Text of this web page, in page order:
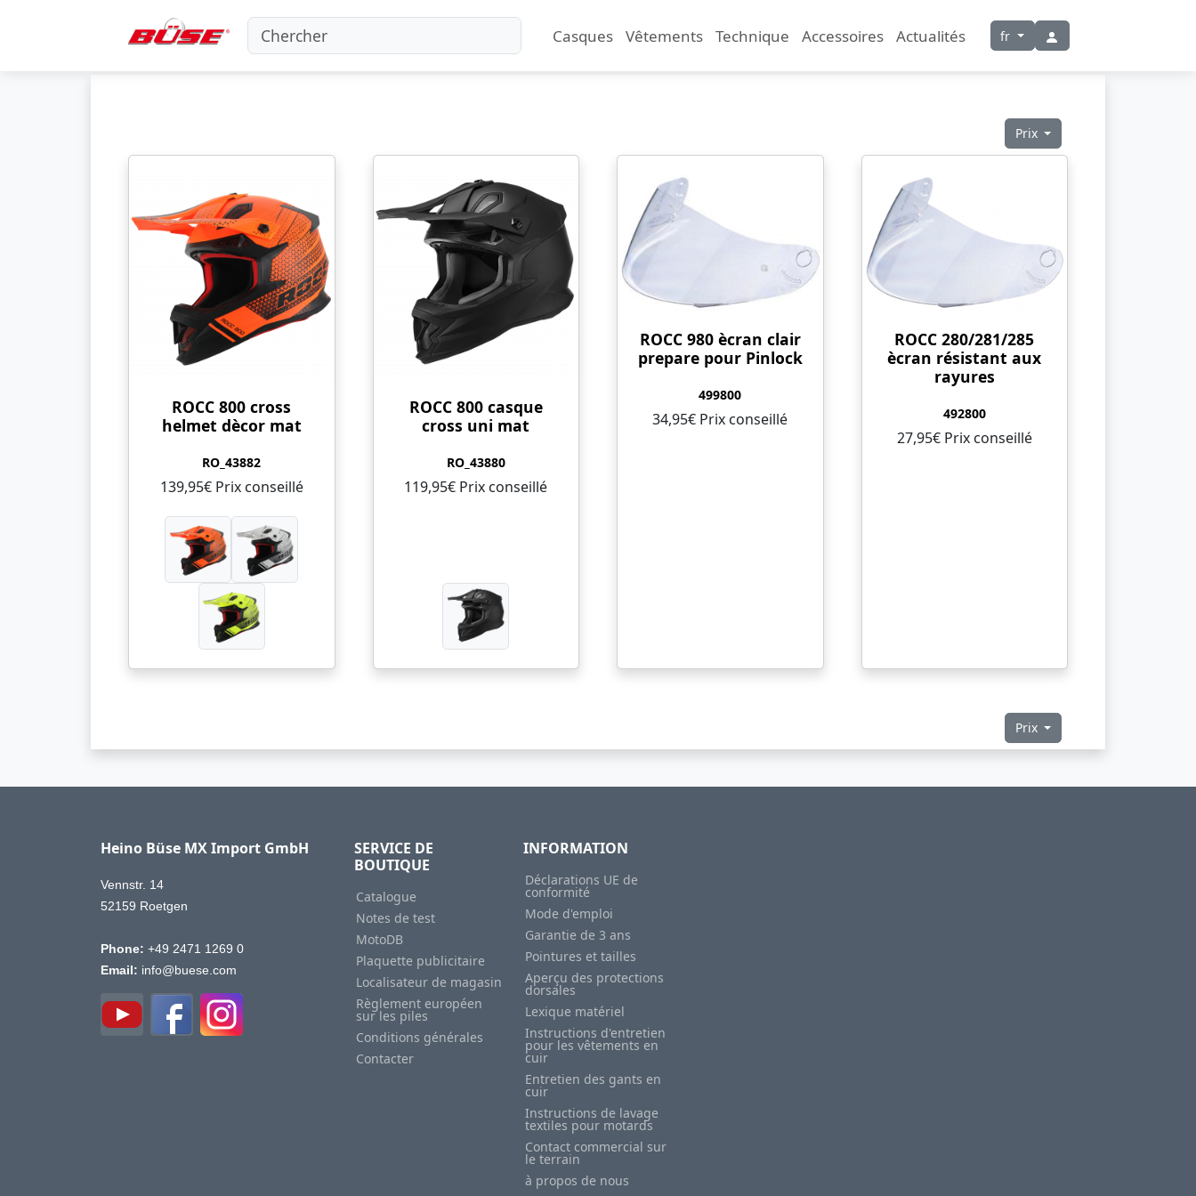
Casques Vêtements Technique Accessoires Actualités fr
Prix
ROCC 800 cross
helmet dècor mat
RO_43882
139,95€ Prix ​​conseillé
ROCC 800 casque
cross uni mat
RO_43880
119,95€ Prix ​​conseillé
ROCC 980 ècran clair
prepare pour Pinlock
499800
34,95€ Prix ​​conseillé
ROCC 280/281/285
ècran résistant aux
rayures
492800
27,95€ Prix ​​conseillé
Prix
Heino Büse MX Import GmbH
Vennstr. 14
52159 Roetgen
Phone: +49 2471 1269 0
Email: info@buese.com
SERVICE DE
BOUTIQUE
Catalogue
Notes de test
MotoDB
Plaquette publicitaire
Localisateur de magasin
Règlement européen
sur les piles
Conditions générales
Contacter
INFORMATION
Déclarations UE de
conformité
Mode d'emploi
Garantie de 3 ans
Pointures et tailles
Aperçu des protections
dorsales
Lexique matériel
Instructions d'entretien
pour les vêtements en
cuir
Entretien des gants en
cuir
Instructions de lavage
textiles pour motards
Contact commercial sur
le terrain
à propos de nous